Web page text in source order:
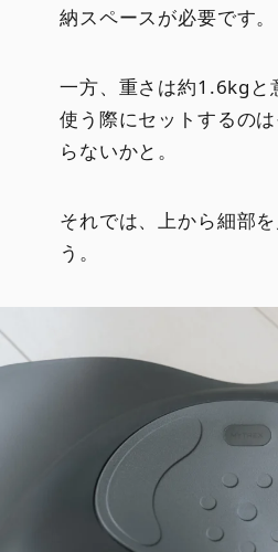
納スペースが必要です。
一方、重さは約1.6kgと
使う際にセットするの
らないかと。
それでは、上から細部
う。